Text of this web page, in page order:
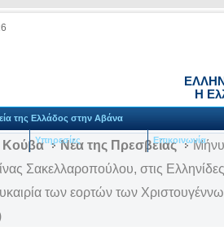
Η
της Ελλάδος στην Αβάνα
Υπηρεσίες Επικοινωνία
Κούβα Νέα της Πρεσβείας
Σακελλαροπούλου, στις
των εορτών των